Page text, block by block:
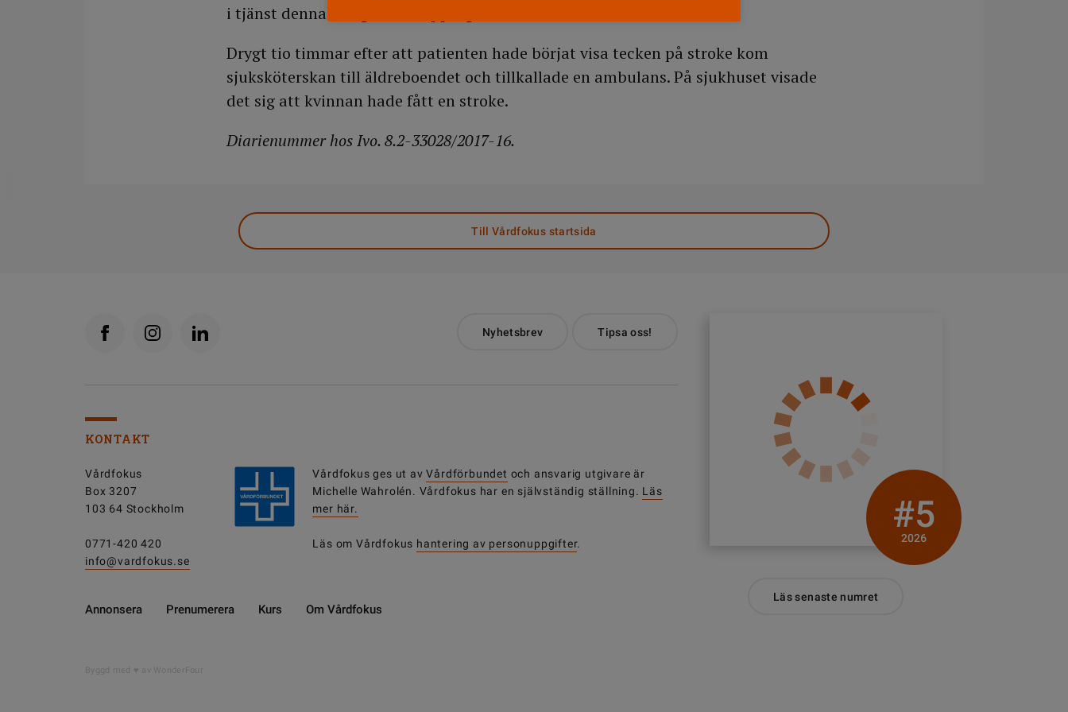
i tjänst denna morgon och upptagen med ett akut ärende.
Drygt tio timmar efter att patienten hade börjat visa tecken på stroke kom
sjuksköterskan till äldreboendet och tillkallade en ambulans. På sjukhuset visade
det sig att kvinnan hade fått en stroke.
Diarienummer hos Ivo. 8.2-33028/2017-16.
Till Vårdfokus startsida
Nyhetsbrev Tipsa oss!
KONTAKT
Vårdfokus
Box 3207
103 64 Stockholm
0771-420 420
info@vardfokus.se
Vårdfokus ges ut avVårdförbundet och ansvarig utgivare är
Michelle Wahrolén. Vårdfokus har en självständig ställning. Läs
mer här.
Läs om Vårdfokus hantering av personuppgifter.
Annonsera Prenumerera Kurs Om Vårdfokus
#5
2026
Läs senaste numret
Byggd med av WonderFour